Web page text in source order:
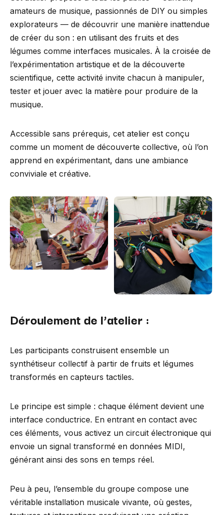
amateurs de musique, passionnés de DIY ou simples
explorateurs — de découvrir une manière inattendue
de créer du son : en utilisant des fruits et des
légumes comme interfaces musicales. À la croisée de
l’expérimentation artistique et de la découverte
scientifique, cette activité invite chacun à manipuler,
tester et jouer avec la matière pour produire de la
musique.
Accessible sans prérequis, cet atelier est conçu
comme un moment de découverte collective, où l’on
apprend en expérimentant, dans une ambiance
conviviale et créative.
Déroulement de l’atelier :
Les participants construisent ensemble un
synthétiseur collectif à partir de fruits et légumes
transformés en capteurs tactiles.
Le principe est simple : chaque élément devient une
interface conductrice. En entrant en contact avec
ces éléments, vous activez un circuit électronique qui
envoie un signal transformé en données MIDI,
générant ainsi des sons en temps réel.
Peu à peu, l’ensemble du groupe compose une
véritable installation musicale vivante, où gestes,